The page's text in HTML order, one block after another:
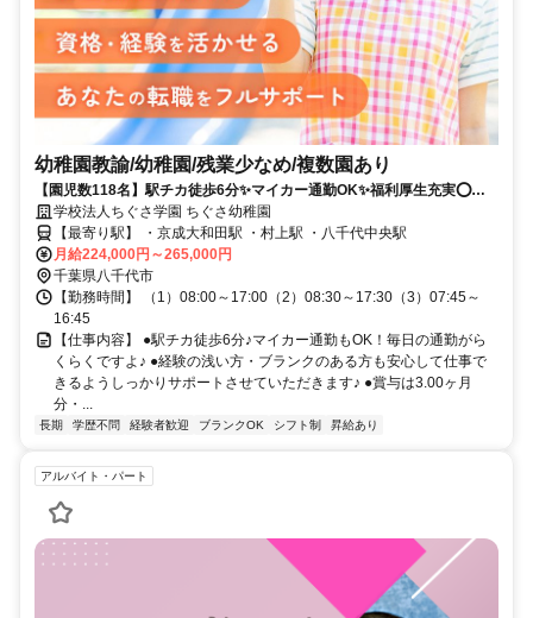
幼稚園教諭/幼稚園/残業少なめ/複数園あり
【園児数118名】駅チカ徒歩6分✨マイカー通勤OK✨福利厚生充実⭕経
歴不問⭐働きやすい環境で保育に専念できます❗️
学校法人ちぐさ学園 ちぐさ幼稚園
【最寄り駅】 ・京成大和田駅 ・村上駅 ・八千代中央駅
月給224,000円～265,000円
千葉県八千代市
【勤務時間】 （1）08:00～17:00（2）08:30～17:30（3）07:45～
16:45
【仕事内容】 ●駅チカ徒歩6分♪マイカー通勤もOK！毎日の通勤がら
くらくですよ♪ ●経験の浅い方・ブランクのある方も安心して仕事で
きるようしっかりサポートさせていただきます♪ ●賞与は3.00ヶ月
分・...
長期 学歴不問 経験者歓迎 ブランクOK シフト制 昇給あり
アルバイト・パート